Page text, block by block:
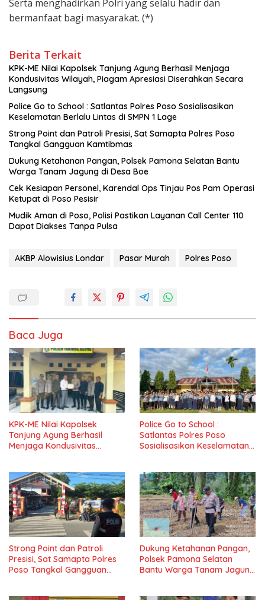
Serta menghadirkan Polri yang selalu hadir dan
bermanfaat bagi masyarakat. (*)
Berita Terkait
KPK-ME Nilai Kapolsek Tanjung Agung Berhasil Menjaga
Kondusivitas Wilayah, Piagam Apresiasi Diserahkan Secara
Langsung
Police Go to School : Satlantas Polres Poso Sosialisasikan
Keselamatan Berlalu Lintas di SMPN 1 Lage
Strong Point dan Patroli Presisi, Sat Samapta Polres Poso
Tangkal Gangguan Kamtibmas
Dukung Ketahanan Pangan, Polsek Pamona Selatan Bantu
Warga Tanam Jagung di Desa Boe
Cek Kesiapan Personel, Karendal Ops Tinjau Pos Pam Operasi
Ketupat di Poso Pesisir
Mudik Aman di Poso, Polisi Pastikan Layanan Call Center 110
Dapat Diakses Tanpa Pulsa
AKBP Alowisius Londar Pasar Murah Polres Poso
Baca Juga
KPK-ME Nilai Kapolsek
Tanjung Agung Berhasil
Menjaga Kondusivitas
Police Go to School :
Satlantas Polres Poso
Sosialisasikan Keselamatan
Strong Point dan Patroli
Presisi, Sat Samapta Polres
Poso Tangkal Gangguan
Dukung Ketahanan Pangan,
Polsek Pamona Selatan
Bantu Warga Tanam Jagung